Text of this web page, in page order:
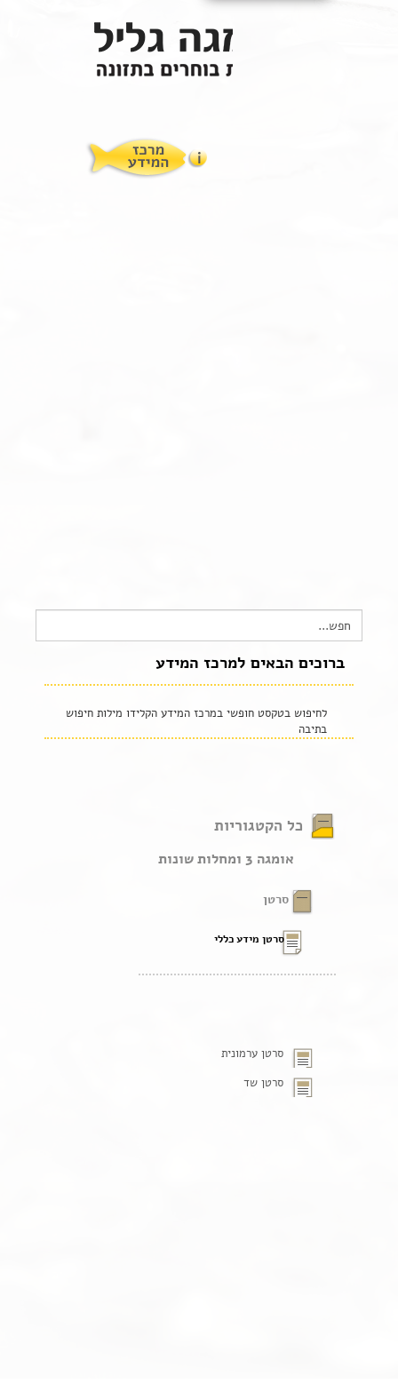
מרכז המטפלים
מרכז המידע
Search
for:
ברוכים הבאים למרכז המידע
לחיפוש בטקסט חופשי במרכז המידע הקלידו מילות חיפוש
בתיבה
כל הקטגוריות
אומגה 3 ומחלות שונות
סרטן
סרטן מידע כללי
סרטן ערמונית
סרטן שד